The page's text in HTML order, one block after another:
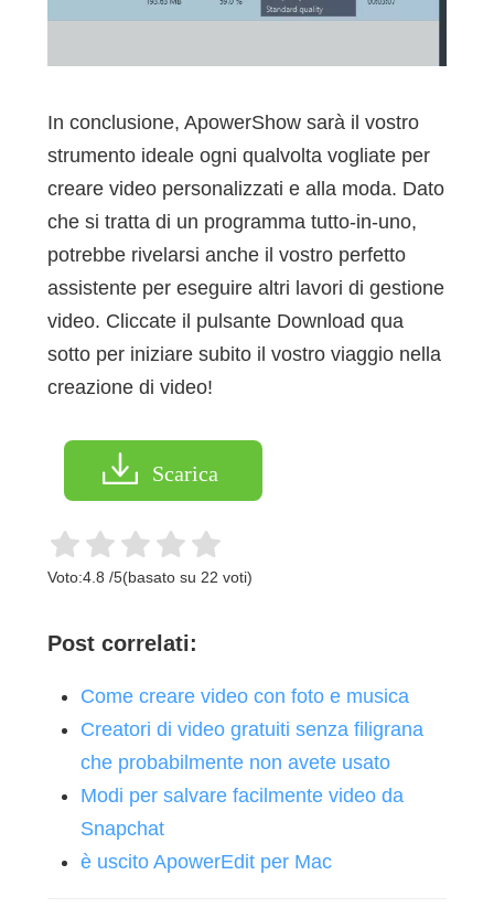
In conclusione, ApowerShow sarà il vostro
strumento ideale ogni qualvolta vogliate per
creare video personalizzati e alla moda. Dato
che si tratta di un programma tutto-in-uno,
potrebbe rivelarsi anche il vostro perfetto
assistente per eseguire altri lavori di gestione
video. Cliccate il pulsante Download qua
sotto per iniziare subito il vostro viaggio nella
creazione di video!
Scarica
Voto:4.8 /5(basato su 22 voti)
Post correlati:
Come creare video con foto e musica
Creatori di video gratuiti senza filigrana
che probabilmente non avete usato
Modi per salvare facilmente video da
Snapchat
è uscito ApowerEdit per Mac